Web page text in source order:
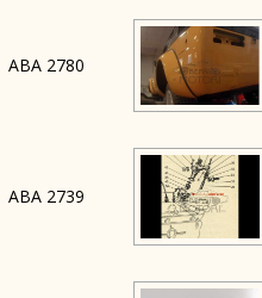
ABA 2780
ABA 2739